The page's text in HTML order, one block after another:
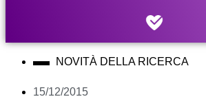
NOVITÀ DELLA RICERCA
15/12/2015